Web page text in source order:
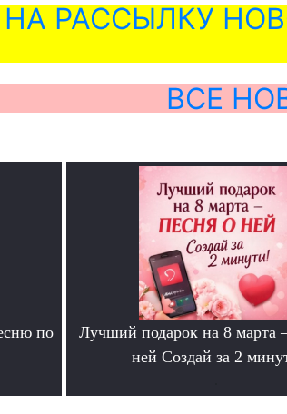
РАССЫЛКУ
ВСЕ
по
Лучший подарок на 8 марта
ней Создай за 2